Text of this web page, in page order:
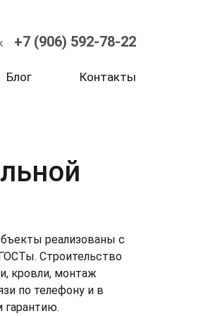
+7 (906) 592-78-22
Блог Контакты
реализованы с
Строительство
кровли, монтаж
по телефону и в
гарантию.
в Троицком
Свайно-ростверковый
Керамический кирпич
Металлочерепица
в Ясной